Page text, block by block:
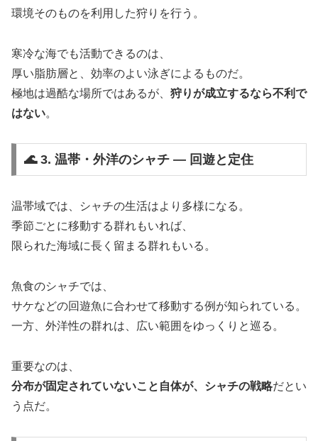
環境そのものを利用した狩りを行う。
寒冷な海でも活動できるのは、
厚い脂肪層と、効率のよい泳ぎによるものだ。
極地は過酷な場所ではあるが、 狩りが成立するなら不利で
はない。
🌊 3. 温帯・外洋のシャチ ― 回遊と定住
温帯域では、シャチの生活はより多様になる。
季節ごとに移動する群れもいれば、
限られた海域に長く留まる群れもいる。
魚食のシャチでは、
サケなどの回遊魚に合わせて移動する例が知られている。
一方、外洋性の群れは、広い範囲をゆっくりと巡る。
重要なのは、
分布が固定されていないこと自体が、シャチの戦略だとい
う点だ。